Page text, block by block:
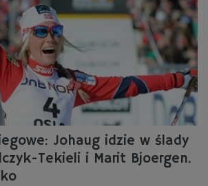
Johaug idzie w ślady
Tekieli i Marit Bjoergen.